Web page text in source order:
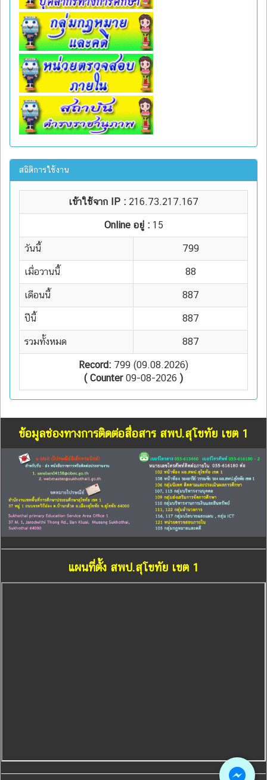
สถิติการใช้งาน
เข้าใช้จาก IP : 216.73.217.167
Online อยู่ : 15
วันนี้ 799
เมื่อวานนี้ 88
เดือนนี้ 887
ปีนี้ 887
รวมทั้งหมด 887
Record: 799 (09.08.2026)
( Counter09-08-2026 )
ข้อมูลช่องทางการติดต่อสื่อสาร สพป.สุโขทัย เขต 1
แผนที่ตั้ง สพป.สุโขทัย เขต 1